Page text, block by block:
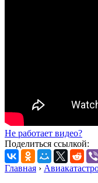
Не работает видео?
Поделиться ссылкой:
Главная ›